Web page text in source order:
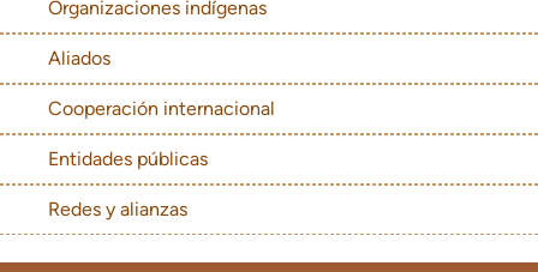
Organizaciones indígenas
Aliados
Cooperación internacional
Entidades públicas
Redes y alianzas